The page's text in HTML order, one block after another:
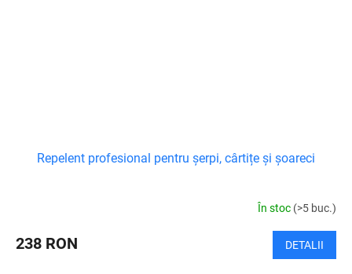
Repelent profesional pentru șerpi, cârtițe și șoareci
În stoc (>5 buc.)
238 RON DETALII